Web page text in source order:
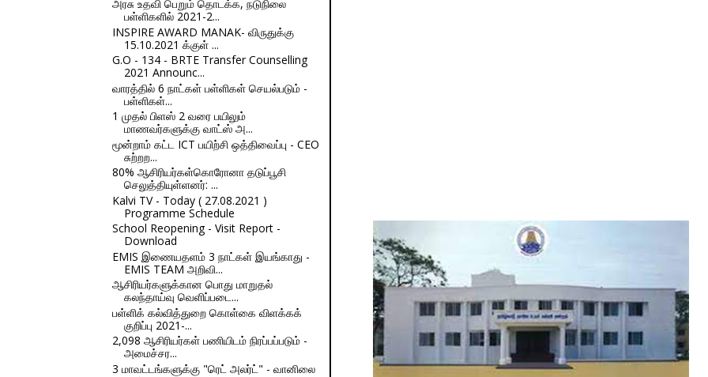
அரசு உதவி பெறும் தொடக்க, நடுநிலை
பள்ளிகளில் 2021-2...
INSPIRE AWARD MANAK- விருதுக்கு
15.10.2021 க்குள் ...
G.O - 134 - BRTE Transfer Counselling
2021 Announc...
வாரத்தில் 6 நாட்கள் பள்ளிகள் செயல்படும் -
பள்ளிகள்...
1 முதல் பிளஸ் 2 வரை பயிலும்
மாணவர்களுக்கு வாட்ஸ் அ...
மூன்றாம் கட்ட ICT பயிற்சி ஒத்திவைப்பு - CEO
சுற்றற...
80% ஆசிரியர்கள்கொரோனா தடுப்பூசி
செலுத்தியுள்ளனர்: ...
Kalvi TV - Today ( 27.08.2021 )
Programme Schedule
School Reopening - Visit Report -
Download
EMIS இணையதளம் 3 நாட்கள் இயங்காது -
EMIS TEAM அறிவி...
ஆசிரியர்களுக்கான பொது மாறுதல்
கலந்தாய்வு வெளிப்படை...
பள்ளிக் கல்வித்துறை கொள்கை விளக்கக்
குறிப்பு 2021-...
2,098 ஆசிரியர்கள் பணியிடம் நிரப்பப்படும் -
அமைச்சர...
3 மாவட்டங்களுக்கு "ரெட் அலர்ட்" - வானிலை